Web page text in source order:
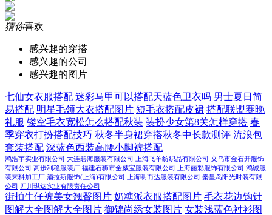
猜你喜欢
感兴趣的穿搭
感兴趣的公司
感兴趣的图片
七仙女衣服搭配 迷彩马甲可以搭配天蓝色卫衣吗 男士夏日简
易搭配 明星毛领大衣搭配图片 短毛衣搭配皮裙 搭配联盟赛晚
礼服 镂空毛衣宽松怎么搭配秋装 装扮少女第8关怎样穿搭 春
季穿衣打扮搭配技巧 秋冬半身裙穿搭秋冬中长款测评 流浪包
套装搭配 深蓝色西装高腰小脚裤搭配
鸿浩宇实业有限公司 大连碧海服装有限公司 上海飞羊纺织品有限公司 义乌市金石开服饰
有限公司 高步利稳服装厂 福建石狮市金威宝服装有限公司 上海丽彩服饰有限公司 鸿诚服
装来料加工厂 浦拉斯服饰(上海)有限公司 上海明而达服装有限公司 秦皇岛阳光时装有限
公司 四川琪达实业有限责任公司
街拍牛仔裤美女翘臀图片 奶糖派衣服搭配图片 毛衣花边钩针
图解大全图解大全图片 御锦尚绣女装图片 女装浅蓝色衬衫图